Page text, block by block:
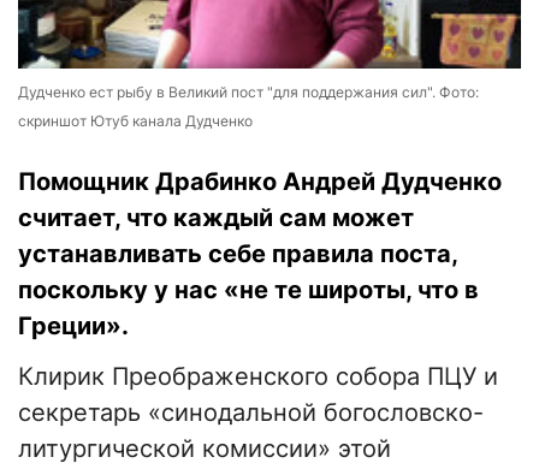
Дудченко ест рыбу в Великий пост "для поддержания сил". Фото:
скриншот Ютуб канала Дудченко
Помощник Драбинко Андрей Дудченко
считает, что каждый сам может
устанавливать себе правила поста,
поскольку у нас «не те широты, что в
Греции».
Клирик Преображенского собора ПЦУ и
секретарь «синодальной богословско-
литургической комиссии» этой